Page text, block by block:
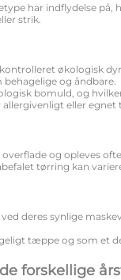
har indflydelse
strik.
økologisk
og åndbare.
bomuld, og
eller
overflade og opleves
tørring kan
deres synlige
tæppe og som et
forskellige